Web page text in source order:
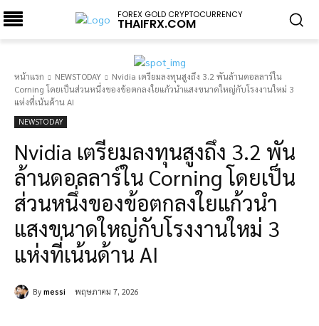
FOREX GOLD CRYPTOCURRENCY
THAIFRX.COM
หน้าแรก NEWSTODAY
Nvidia เตรียมลงทุนสูงถึง 3.2 พันล้านดอลลาร์ใน
Corning โดยเป็นส่วนหนึ่งของข้อตกลงใยแก้วนำแสงขนาดใหญ่กับโรงงานใหม่ 3
แห่งที่เน้นด้าน AI
NEWSTODAY
Nvidia เตรียมลงทุนสูงถึง 3.2 พัน
ล้านดอลลาร์ใน Corning โดยเป็น
ส่วนหนึ่งของข้อตกลงใยแก้วนำ
แสงขนาดใหญ่กับโรงงานใหม่ 3
แห่งที่เน้นด้าน AI
By messi พฤษภาคม 7, 2026